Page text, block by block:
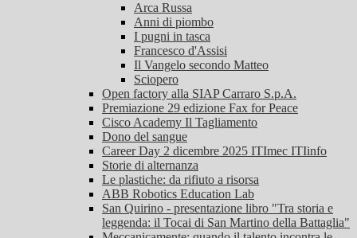
Arca Russa
Anni di piombo
I pugni in tasca
Francesco d'Assisi
Il Vangelo secondo Matteo
Sciopero
Open factory alla SIAP Carraro S.p.A.
Premiazione 29 edizione Fax for Peace
Cisco Academy Il Tagliamento
Dono del sangue
Career Day 2 dicembre 2025 ITImec ITIinfo
Storie di alternanza
Le plastiche: da rifiuto a risorsa
ABB Robotics Education Lab
San Quirino - presentazione libro "Tra storia e
leggenda: il Tocai di San Martino della Battaglia"